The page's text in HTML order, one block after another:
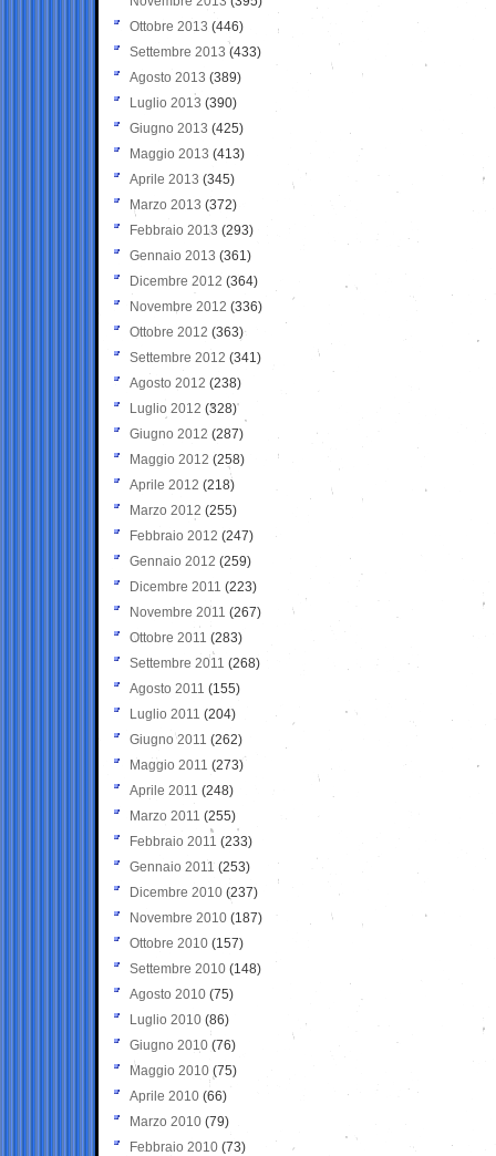
Ottobre 2013 (446)
Settembre 2013 (433)
Agosto 2013 (389)
Luglio 2013 (390)
Giugno 2013 (425)
Maggio 2013 (413)
Aprile 2013 (345)
Marzo 2013 (372)
Febbraio 2013 (293)
Gennaio 2013 (361)
Dicembre 2012 (364)
Novembre 2012 (336)
Ottobre 2012 (363)
Settembre 2012 (341)
Agosto 2012 (238)
Luglio 2012 (328)
Giugno 2012 (287)
Maggio 2012 (258)
Aprile 2012 (218)
Marzo 2012 (255)
Febbraio 2012 (247)
Gennaio 2012 (259)
Dicembre 2011 (223)
Novembre 2011 (267)
Ottobre 2011 (283)
Settembre 2011 (268)
Agosto 2011 (155)
Luglio 2011 (204)
Giugno 2011 (262)
Maggio 2011 (273)
Aprile 2011 (248)
Marzo 2011 (255)
Febbraio 2011 (233)
Gennaio 2011 (253)
Dicembre 2010 (237)
Novembre 2010 (187)
Ottobre 2010 (157)
Settembre 2010 (148)
Agosto 2010 (75)
Luglio 2010 (86)
Giugno 2010 (76)
Maggio 2010 (75)
Aprile 2010 (66)
Marzo 2010 (79)
Febbraio 2010 (73)